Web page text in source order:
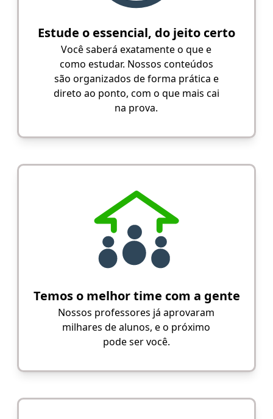
Estude o essencial, do jeito certo
Você saberá exatamente o que e
como estudar. Nossos conteúdos
são organizados de forma prática e
direto ao ponto, com o que mais cai
na prova.
Temos o melhor time com a gente
Nossos professores já aprovaram
milhares de alunos, e o próximo
pode ser você.